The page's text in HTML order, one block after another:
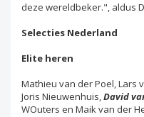
deze wereldbeker.", aldus
Selecties Nederland
Elite heren
Mathieu van der Poel, Lars
Joris Nieuwenhuis,David
WOuters en Maik van der